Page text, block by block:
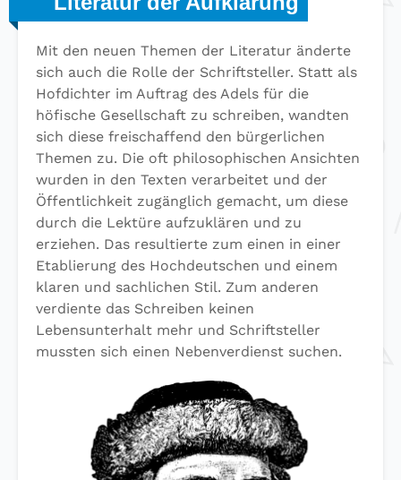
Mit den neuen Themen der Literatur änderte
sich auch die Rolle der Schriftsteller. Statt als
Hofdichter im Auftrag des Adels für die
höfische Gesellschaft zu schreiben, wandten
sich diese freischaffend den bürgerlichen
Themen zu. Die oft philosophischen Ansichten
wurden in den Texten verarbeitet und der
Öffentlichkeit zugänglich gemacht, um diese
durch die Lektüre aufzuklären und zu
erziehen. Das resultierte zum einen in einer
Etablierung des Hochdeutschen und einem
klaren und sachlichen Stil. Zum anderen
verdiente das Schreiben keinen
Lebensunterhalt mehr und Schriftsteller
mussten sich einen Nebenverdienst suchen.